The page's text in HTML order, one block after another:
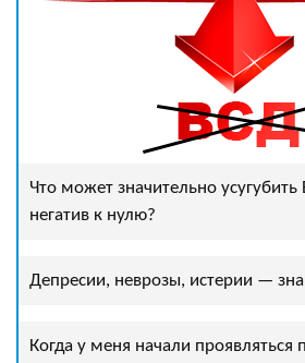
Что может значительно усугубить
негатив к нулю?
Депресии, неврозы, истерии —
Когда у меня начали проявляться